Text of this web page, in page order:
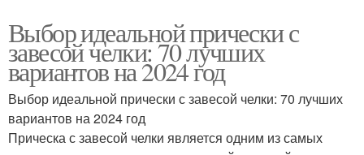
Выбор идеальной прически с
завесой челки: 70 лучших
вариантов на 2024 год
Выбор идеальной прически с завесой челки: 70 лучших
вариантов на 2024 год
Прическа с завесой челки является одним из самых